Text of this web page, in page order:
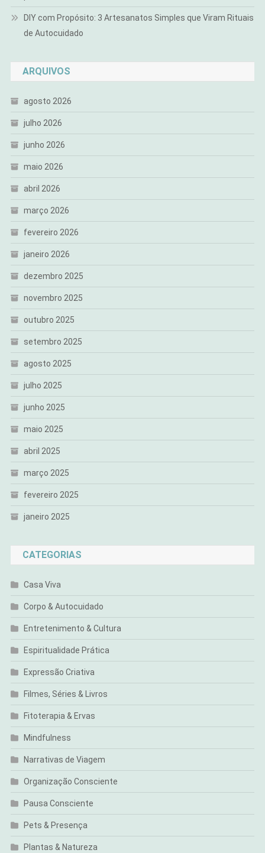
DIY com Propósito: 3 Artesanatos Simples que Viram Rituais
de Autocuidado
ARQUIVOS
agosto 2026
julho 2026
junho 2026
maio 2026
abril 2026
março 2026
fevereiro 2026
janeiro 2026
dezembro 2025
novembro 2025
outubro 2025
setembro 2025
agosto 2025
julho 2025
junho 2025
maio 2025
abril 2025
março 2025
fevereiro 2025
janeiro 2025
CATEGORIAS
Casa Viva
Corpo & Autocuidado
Entretenimento & Cultura
Espiritualidade Prática
Expressão Criativa
Filmes, Séries & Livros
Fitoterapia & Ervas
Mindfulness
Narrativas de Viagem
Organização Consciente
Pausa Consciente
Pets & Presença
Plantas & Natureza